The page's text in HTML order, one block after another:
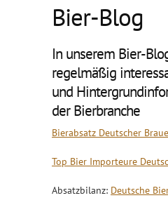
Bier-Blog
In unserem Bier-
regelmäßig
und
der Bierbranche
Bierabsatz Deutscher
Top Bier Importeure
Absatzbilanz: Deutsche